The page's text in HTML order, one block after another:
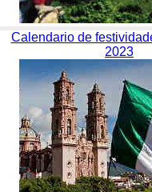
Calendario de
2023